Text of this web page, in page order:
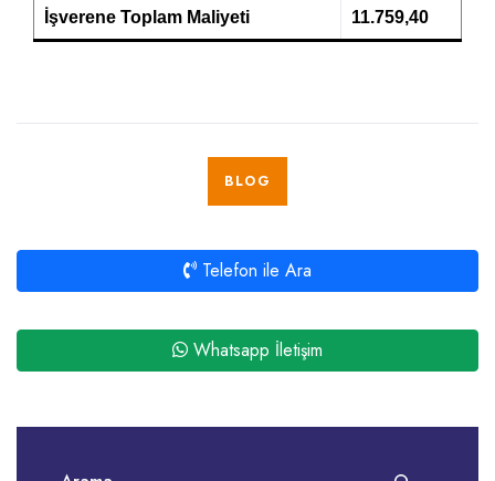
İşverene Toplam Maliyeti 11.759,40
BLOG
Telefon ile Ara
Whatsapp İletişim